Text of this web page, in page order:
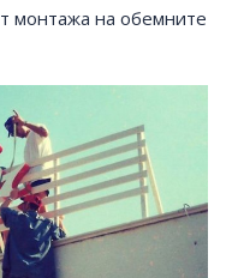
монтажа на обемните